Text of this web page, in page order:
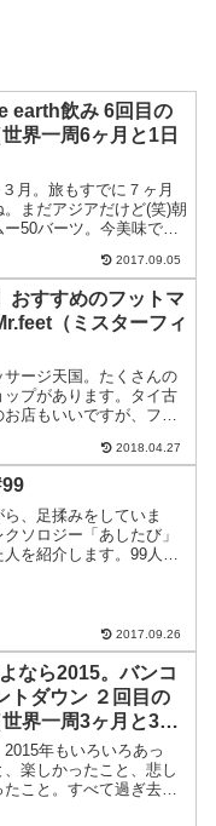
飲み 6回目の
界一周6ヶ月と1日
月。旅もすでに７ヶ月
。まだアジアだけど(笑)朝
50バーツ。今美味でカ
はガパオを食べに食堂
サップカイダーオ（目玉
2017.09.05
おすすめのフットマ
（ミスターフィ
ージ天国。たくさんの
ップがあります。タイ古
店もいいですが、フッ
マッサージ店がしっかり
すめです。日本人に人
ージ店M...
2018.04.27
、足揉みをしていま
ソロジー「あしたび」
を紹介します。99人目
2017.09.26
なら2015。バンコ
トダウン ２回目の
界一周3ヶ月と31
年もいろいろあっ
楽しかったこと、悲し
こと。すべて過ぎ去っ